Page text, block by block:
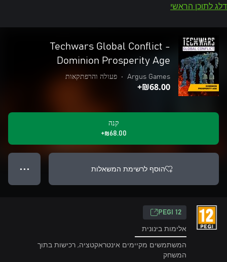
דלג לתוכן הראשי
Techwars Global Conflict -
Dominion Prosperity Age
Argus Games
• פעולה והרפתקאות
‪₪‎68.00‬+
קנה
‪₪‎68.00‬+
הוסף לרשימת המשאלות ● ● ●
‎PEGI 12‎
אלימות בינונית
המשתמשים מקיימים אינטראקטציה, רכישות בתוך
המשחק